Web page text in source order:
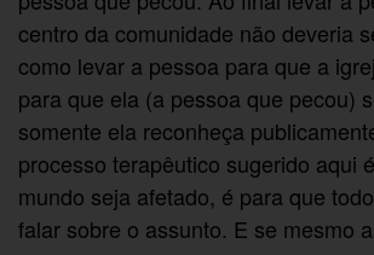
centro da comunidade não deveria
como levar a pessoa para que a
para que ela (a pessoa que pecou)
somente ela reconheça
processo terapêutico sugerido aqui
mundo seja afetado, é para que
falar sobre o assunto. E se mesmo